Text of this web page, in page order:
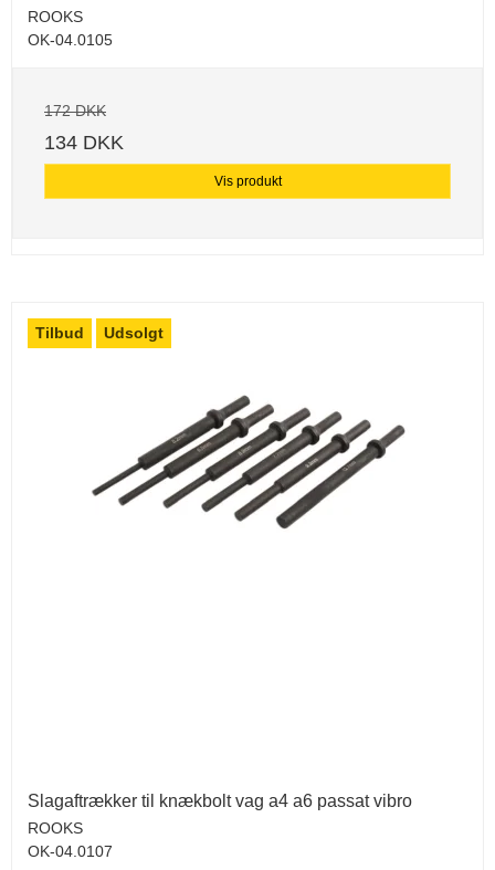
ROOKS
OK-04.0105
172 DKK
134 DKK
Vis produkt
Tilbud Udsolgt
Slagaftrækker til knækbolt vag a4 a6 passat vibro
ROOKS
OK-04.0107